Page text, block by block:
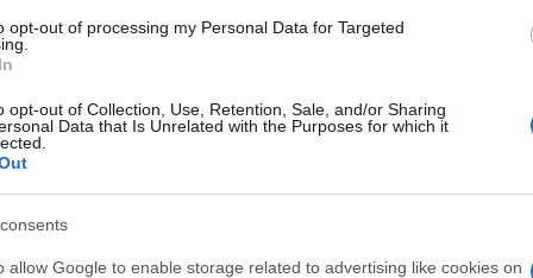
opt-out of processing my Personal Data for Targeted
opt-out of Collection, Use, Retention, Sale, and/or Sharing
Data that Is Unrelated with the Purposes for which it
allow Google to enable storage related to advertising like cookies on
ως προτεινόμενη
στην Google
αντιπλημμυρικών έργων για τις
οι μελέτες και οι ενισχύσεις στους